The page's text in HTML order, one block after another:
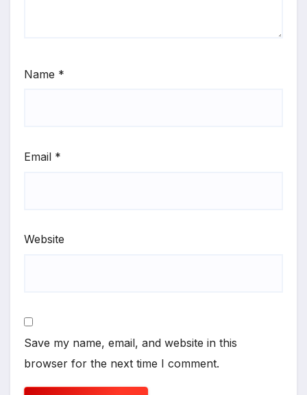
Name *
Email *
Website
Save my name, email, and website in this
browser for the next time I comment.